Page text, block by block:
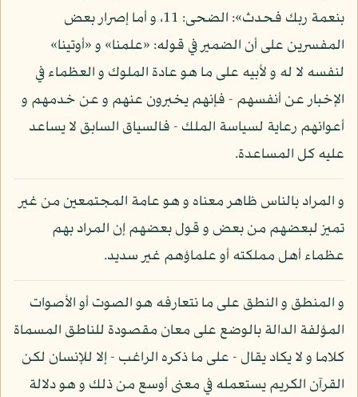
بنعمة ربك فحدث»: الضحى: 11، و أما إصرار بعض
المفسرين على أن الضمير في قوله: «علمنا» و «أوتينا»
لنفسه لا له و لأبيه على ما هو عادة الملوك و العظماء في
الإخبار عن أنفسهم - فإنهم يخبرون عنهم و عن خدمهم و
أعوانهم رعاية لسياسة الملك - فالسياق السابق لا يساعد
عليه كل المساعدة.
و المراد بالناس ظاهر معناه و هو عامة المجتمعين من غير
تميز لبعضهم من بعض و قول بعضهم إن المراد بهم
عظماء أهل مملكته أو علماؤهم غير سديد.
و المنطق و النطق على ما نتعارفه هو الصوت أو الأصوات
المؤلفة الدالة بالوضع على معان مقصودة للناطق المسماة
كلاما و لا يكاد يقال - على ما ذكره الراغب - إلا للإنسان لكن
القرآن الكريم يستعمله في معنى أوسع من ذلك و هو دلالة